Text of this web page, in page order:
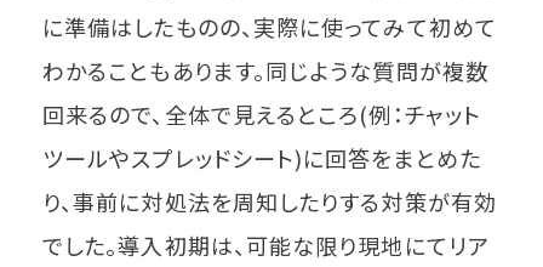
に準備はしたものの、実際に使ってみて初めて
わかることもあります。同じような質問が複数
回来るので、全体で見えるところ(例：チャット
ツールやスプレッドシート)に回答をまとめた
り、事前に対処法を周知したりする対策が有効
でした。導入初期は、可能な限り現地にてリア